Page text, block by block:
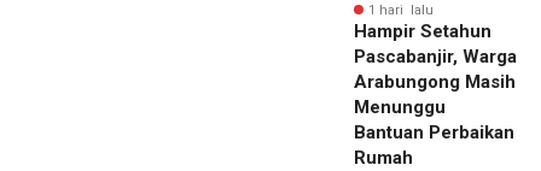
1 hari lalu
Hampir Setahun
Pascabanjir, Warga
Arabungong Masih
Menunggu
Bantuan Perbaikan
Rumah